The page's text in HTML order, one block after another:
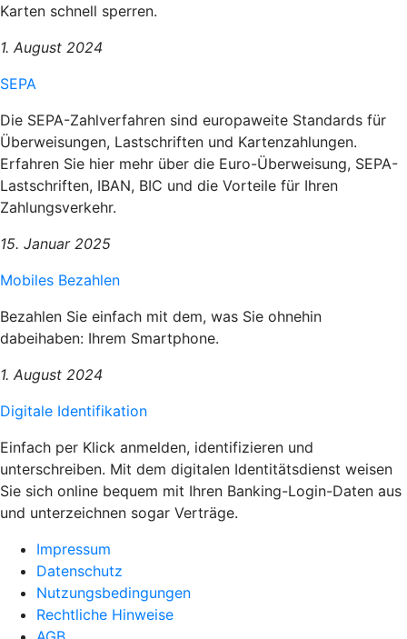
Karten schnell sperren.
1. August 2024
SEPA
Die SEPA-Zahlverfahren sind europaweite Standards für
Überweisungen, Lastschriften und Kartenzahlungen.
Erfahren Sie hier mehr über die Euro-Überweisung, SEPA-
Lastschriften, IBAN, BIC und die Vorteile für Ihren
Zahlungsverkehr.
15. Januar 2025
Mobiles Bezahlen
Bezahlen Sie einfach mit dem, was Sie ohnehin
dabeihaben: Ihrem Smartphone.
1. August 2024
Digitale Identifikation
Einfach per Klick anmelden, identifizieren und
unterschreiben. Mit dem digitalen Identitätsdienst weisen
Sie sich online bequem mit Ihren Banking-Login-Daten aus
und unterzeichnen sogar Verträge.
Impressum
Datenschutz
Nutzungsbedingungen
Rechtliche Hinweise